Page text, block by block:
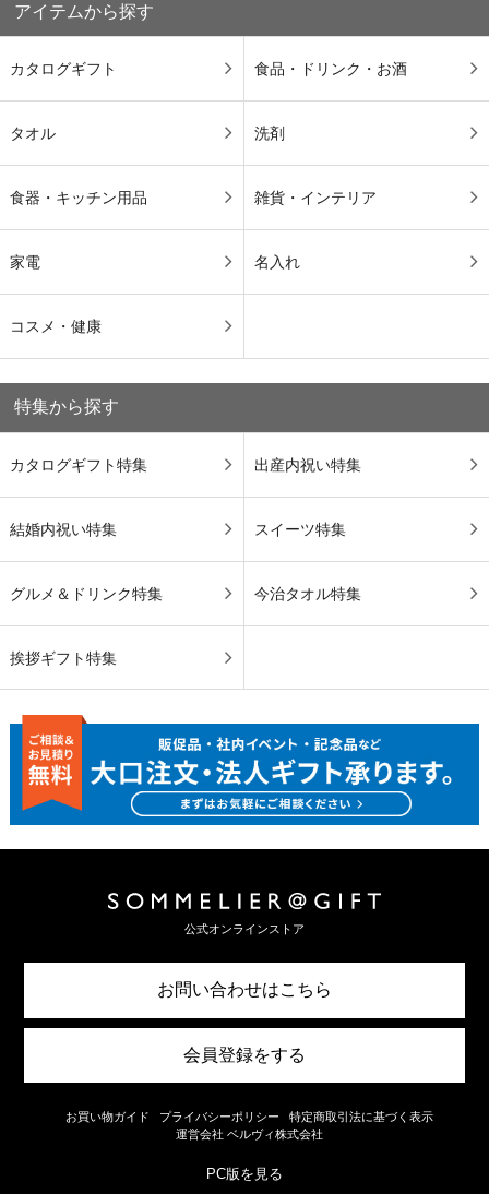
アイテムから探す
カタログギフト 食品・ドリンク・お酒
タオル 洗剤
食器・キッチン用品 雑貨・インテリア
家電 名入れ
コスメ・健康
特集から探す
カタログギフト特集 出産内祝い特集
結婚内祝い特集 スイーツ特集
グルメ＆ドリンク特集 今治タオル特集
挨拶ギフト特集
公式オンラインストア
お問い合わせはこちら
会員登録をする
お買い物ガイド プライバシーポリシー
特定商取引法に基づく表示
運営会社 ベルヴィ株式会社
PC版を見る